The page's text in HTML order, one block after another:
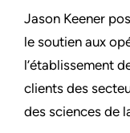
Jason Keener
le soutien aux
l’établissement
clients des
des sciences de